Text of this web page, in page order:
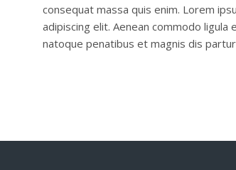
consequat massa quis enim. Lorem
adipiscing elit. Aenean commodo ligula
natoque penatibus et magnis dis